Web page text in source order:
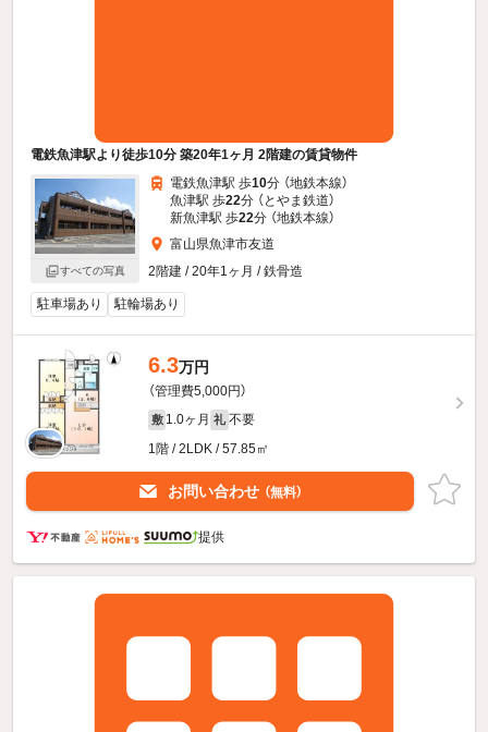
電鉄魚津駅より徒歩10分 築20年1ヶ月 2階建の賃貸物件
すべての写真
電鉄魚津駅 歩10分 （地鉄本線）
魚津駅 歩22分 （とやま鉄道）
新魚津駅 歩22分 （地鉄本線）
富山県魚津市友道
2階建 / 20年1ヶ月 / 鉄骨造
駐車場あり 駐輪場あり
6.3万円
（管理費5,000円）
敷 1.0ヶ月 礼 不要
1階 / 2LDK / 57.85㎡
お問い合わせ （無料）
提供